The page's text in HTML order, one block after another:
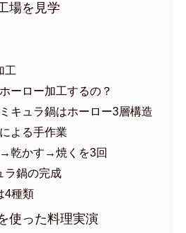
場を見学
工
ーロー加工するの？
キュラ鍋はホーロー3層構造
よる手作業
乾かす→焼くを3回
ラ鍋の完成
4種類
使った料理実演